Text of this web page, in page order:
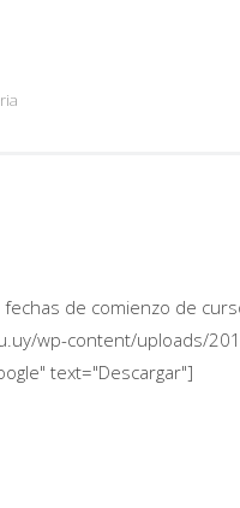
de comienzo de
wp-content/uploads/
text="Descargar"]